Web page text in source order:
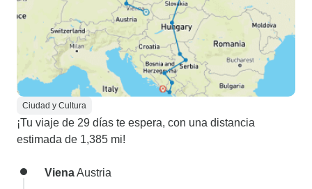
Ciudad y Cultura
¡Tu viaje de 29 días te espera, con una distancia
estimada de 1,385 mi!
VienaAustria